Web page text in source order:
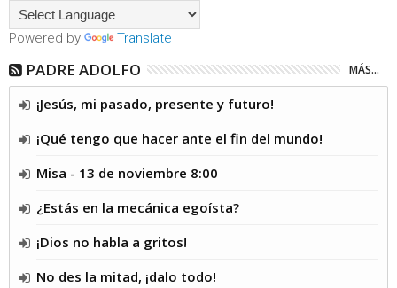
Powered by Translate
PADRE ADOLFO MÁS...
¡Jesús, mi pasado, presente y futuro!
¡Qué tengo que hacer ante el fin del mundo!
Misa - 13 de noviembre 8:00
¿Estás en la mecánica egoísta?
¡Dios no habla a gritos!
No des la mitad, ¡dalo todo!